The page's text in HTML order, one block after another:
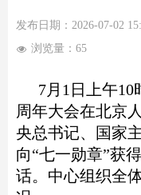
发布日期： 2026-07-02
넶 浏览量： 65
7月 1 日上午10
周年大会在北京
央总书记、国家
向“七一勋章”获
话。中心组织全